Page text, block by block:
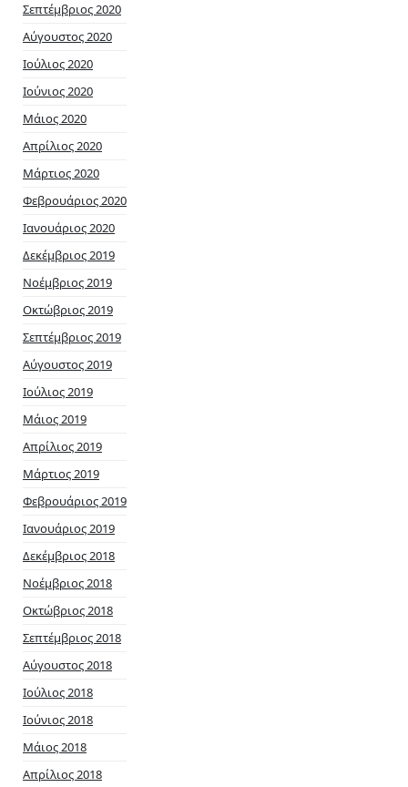
Σεπτέμβριος 2020
Αύγουστος 2020
Ιούλιος 2020
Ιούνιος 2020
Μάιος 2020
Απρίλιος 2020
Μάρτιος 2020
Φεβρουάριος 2020
Ιανουάριος 2020
Δεκέμβριος 2019
Νοέμβριος 2019
Οκτώβριος 2019
Σεπτέμβριος 2019
Αύγουστος 2019
Ιούλιος 2019
Μάιος 2019
Απρίλιος 2019
Μάρτιος 2019
Φεβρουάριος 2019
Ιανουάριος 2019
Δεκέμβριος 2018
Νοέμβριος 2018
Οκτώβριος 2018
Σεπτέμβριος 2018
Αύγουστος 2018
Ιούλιος 2018
Ιούνιος 2018
Μάιος 2018
Απρίλιος 2018